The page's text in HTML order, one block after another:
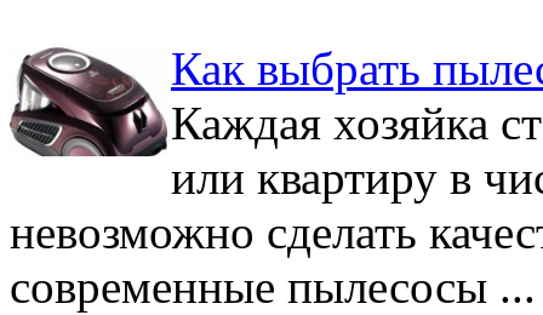
Как выбрать
Каждая хозяйка
или квартиру в
невозможно сделать
современные пылесосы ...